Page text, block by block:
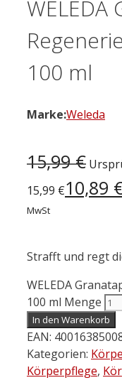
WELEDA
100 ml
Marke:Weleda
15,99€
15,99 €10,89
MwSt
Strafft und regt
WELEDA
100 ml Menge
In den Warenkorb
EAN:
Kategorien:
Körperpflege,